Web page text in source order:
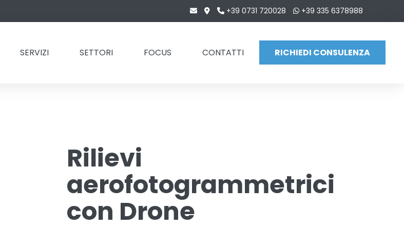
+39 0731 720028 +39 335 6378988
SERVIZI SETTORI FOCUS CONTATTI RICHIEDI CONSULENZA
Rilievi
aerofotogrammetrici
con Drone